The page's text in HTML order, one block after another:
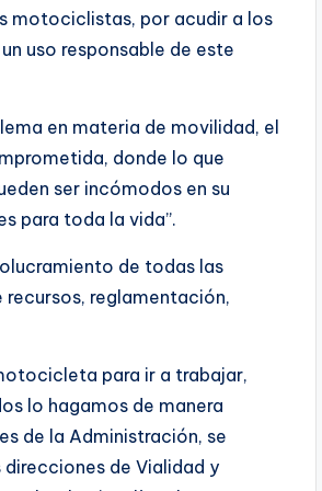
motociclistas, por acudir a los
uso responsable de este
en materia de movilidad, el
donde lo que
ser incómodos en su
para toda la vida”.
de todas las
reglamentación,
para ir a trabajar,
lo hagamos de manera
de la Administración, se
de Vialidad y